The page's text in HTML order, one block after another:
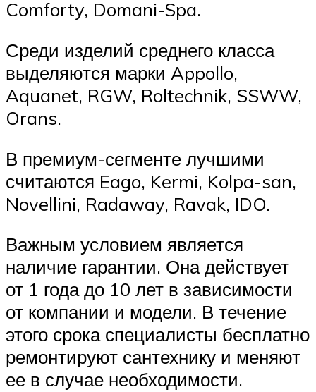
Comforty, Domani-Spa.
Среди изделий среднего класса
выделяются марки Appollo,
Aquanet, RGW, Roltechnik, SSWW,
Orans.
В премиум-сегменте лучшими
считаются Eago, Kermi, Kolpa-san,
Novellini, Radaway, Ravak, IDO.
Важным условием является
наличие гарантии. Она действует
от 1 года до 10 лет в зависимости
от компании и модели. В течение
этого срока специалисты бесплатно
ремонтируют сантехнику и меняют
ее в случае необходимости.